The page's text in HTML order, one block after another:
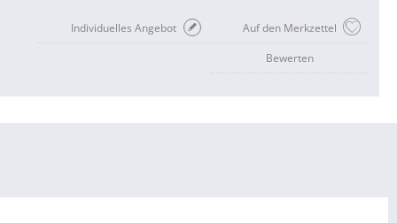
Auf den Merkzettel
Individuelles Angebot
Bewerten